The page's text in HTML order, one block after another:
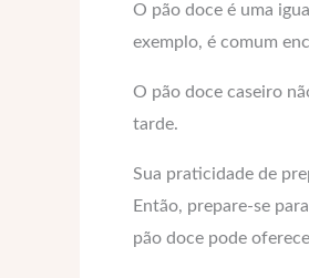
O pão doce é uma
exemplo, é comum
O pão doce caseiro
tarde.
Sua praticidade de
Então, prepare-se
pão doce pode